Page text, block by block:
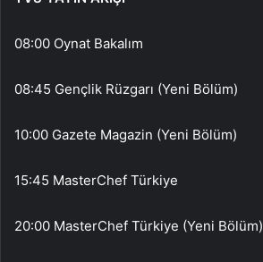
08:00 Oynat Bakalım
08:45 Gençlik Rüzgarı (Yeni Bölüm)
10:00 Gazete Magazin (Yeni Bölüm)
15:45 MasterChef Türkiye
20:00 MasterChef Türkiye (Yeni Bölüm)